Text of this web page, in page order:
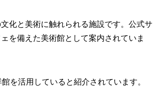
化と美術に触れられる施設です。公式サ
を備えた美術館として案内されていま
を活用していると紹介されています。